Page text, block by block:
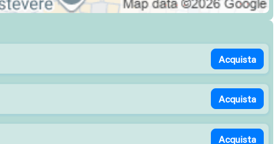
Acquista
Acquista
Acquista